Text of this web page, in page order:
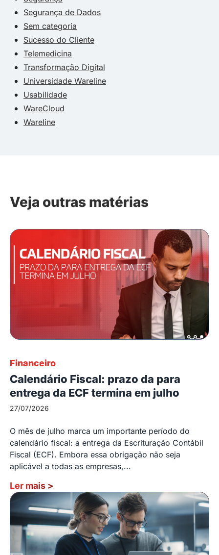
Segurança de Dados
Sem categoria
Sucesso do Cliente
Telemedicina
Transformação Digital
Universidade Wareline
Usabilidade
WareCloud
Wareline
Veja outras matérias
Financeiro
Calendário Fiscal: prazo da para
entrega da ECF termina em julho
27/07/2026
O mês de julho marca um importante período do
calendário fiscal: a entrega da Escrituração Contábil
Fiscal (ECF). Embora essa obrigação não seja
aplicável a todas as empresas,...
Ler mais >